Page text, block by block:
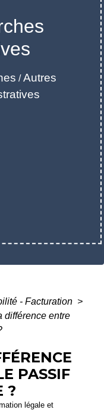
/Autres
- Facturation >
différence entre
PASSIF
?
légale et